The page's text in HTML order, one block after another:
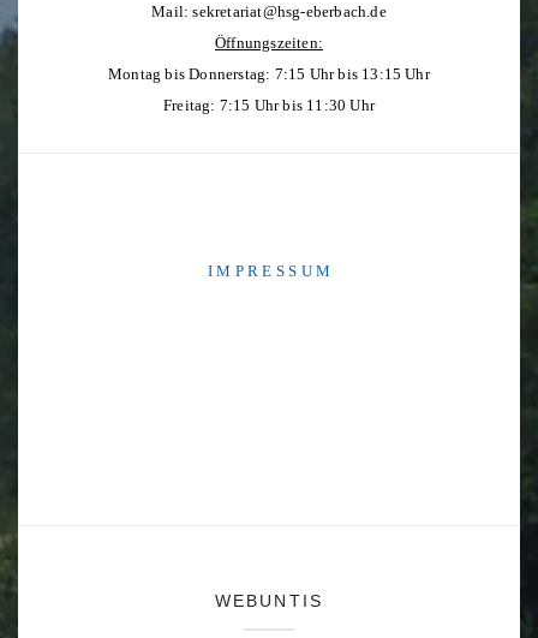
Mail:sekretariat@hsg-eberbach.de
Öffnungszeiten:
Montag bis Donnerstag: 7:15 Uhr bis 13:15 Uhr
Freitag: 7:15 Uhr bis 11:30 Uhr
I M P R E S S U M
WEBUNTIS